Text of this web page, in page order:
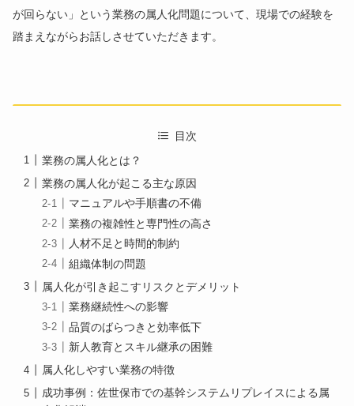
が回らない」という業務の属人化問題について、現場での経験を
踏まえながらお話しさせていただきます。
目次
業務の属人化とは？
業務の属人化が起こる主な原因
マニュアルや手順書の不備
業務の複雑性と専門性の高さ
人材不足と時間的制約
組織体制の問題
属人化が引き起こすリスクとデメリット
業務継続性への影響
品質のばらつきと効率低下
新人教育とスキル継承の困難
属人化しやすい業務の特徴
成功事例：佐世保市での基幹システムリプレイスによる属